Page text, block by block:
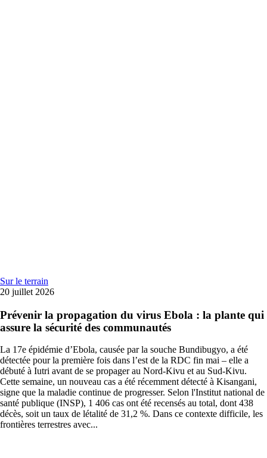
Sur le terrain
20 juillet 2026
Prévenir la propagation du virus Ebola : la plante qui
assure la sécurité des communautés
La 17e épidémie d’Ebola, causée par la souche Bundibugyo, a été
détectée pour la première fois dans l’est de la RDC fin mai – elle a
débuté à Iutri avant de se propager au Nord-Kivu et au Sud-Kivu.
Cette semaine, un nouveau cas a été récemment détecté à Kisangani,
signe que la maladie continue de progresser. Selon l'Institut national de
santé publique (INSP), 1 406 cas ont été recensés au total, dont 438
décès, soit un taux de létalité de 31,2 %. Dans ce contexte difficile, les
frontières terrestres avec...